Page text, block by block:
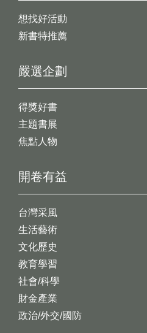
想找好活動
新書特推薦
開卷有益
台灣采風
生活藝術
文化歷史
教育學習
社會/科學
財金產業
政治/外交/國防
嚴選企劃
得獎好書
主題書展
焦點人物